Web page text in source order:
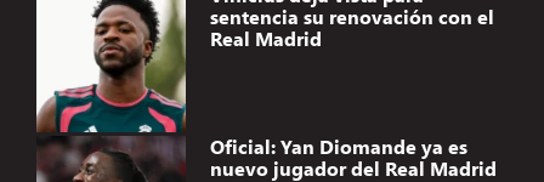
sentencia su renovación con el
Real Madrid
Oficial: Yan Diomande ya es
nuevo jugador del Real Madrid